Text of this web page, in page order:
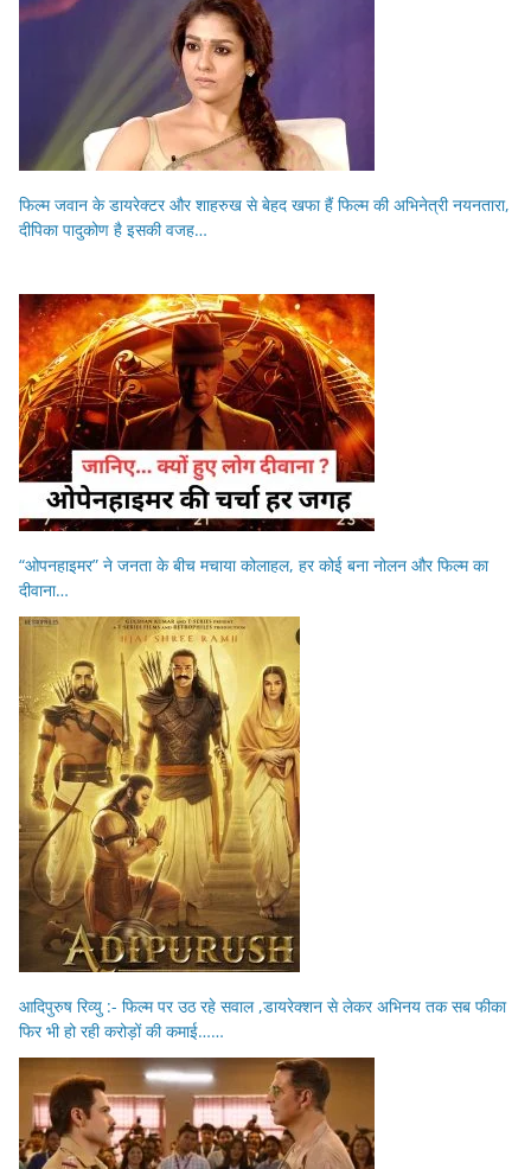
फिल्म जवान के डायरेक्टर और शाहरुख से बेहद खफा हैं फिल्म की अभिनेत्री नयनतारा,
दीपिका पादुकोण है इसकी वजह…
“ओपनहाइमर” ने जनता के बीच मचाया कोलाहल, हर कोई बना नोलन और फिल्म का
दीवाना…
आदिपुरुष रिव्यु :- फिल्म पर उठ रहे सवाल ,डायरेक्शन से लेकर अभिनय तक सब फीका
फिर भी हो रही करोड़ों की कमाई……